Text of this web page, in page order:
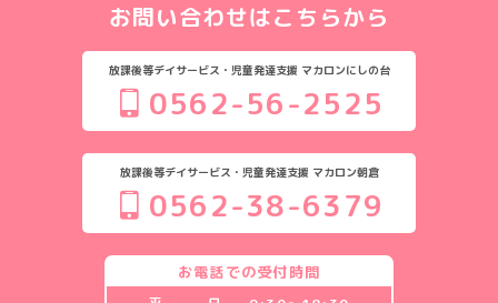
お問い合わせはこちらから
放課後等デイサービス・児童発達支援 マカロンにしの台
0562-56-2525
放課後等デイサービス・児童発達支援 マカロン朝倉
0562-38-6379
お電話での受付時間